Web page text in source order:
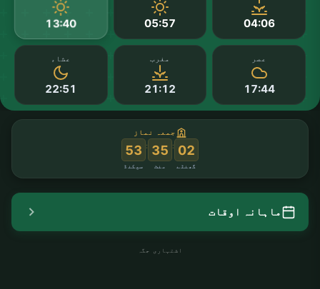
04:06
05:57
13:40
عصر
17:44
مغرب
21:12
عشاء
22:51
جمعہ نماز
02
گھنٹے
:
35
منٹ
:
52
سیکنڈ
ماہانہ اوقات
اشتہاری جگہ